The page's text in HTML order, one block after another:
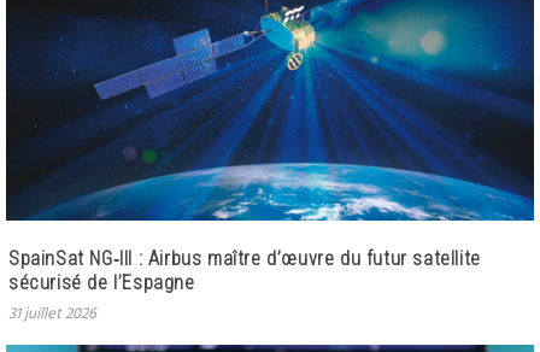
SpainSat NG‑III : Airbus maître d’œuvre du futur satellite
sécurisé de l’Espagne
31 juillet 2026